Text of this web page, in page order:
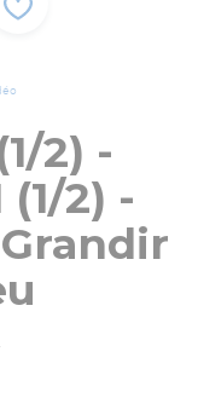
2) -
2) -